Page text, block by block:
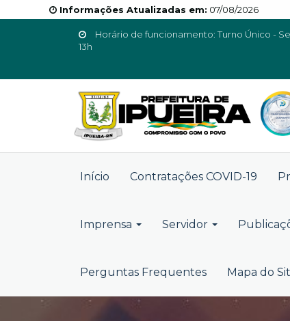
Informações Atualizadas em: 07/08/2026
Horário de funcionamento: Turno Único -
13h
Início Contratações COVID-19
Imprensa Servidor
Perguntas Frequentes Mapa do